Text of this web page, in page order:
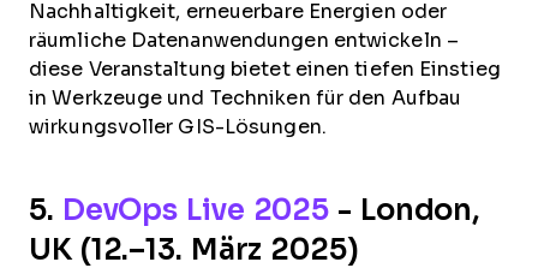
Nachhaltigkeit, erneuerbare Energien oder
räumliche Datenanwendungen entwickeln –
diese Veranstaltung bietet einen tiefen Einstieg
in Werkzeuge und Techniken für den Aufbau
wirkungsvoller GIS-Lösungen.
5. DevOps Live 2025 - London,
UK (12.–13. März 2025)